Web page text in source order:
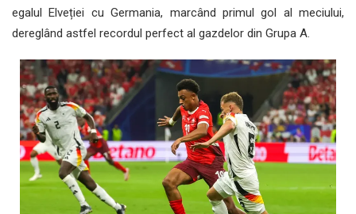
egalul Elveției cu Germania, marcând primul gol al meciului,
dereglând astfel recordul perfect al gazdelor din Grupa A.